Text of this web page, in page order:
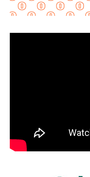
García Cázaresllamó
cualquier conducta